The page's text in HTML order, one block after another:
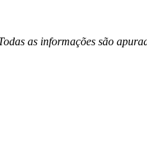
as informações são